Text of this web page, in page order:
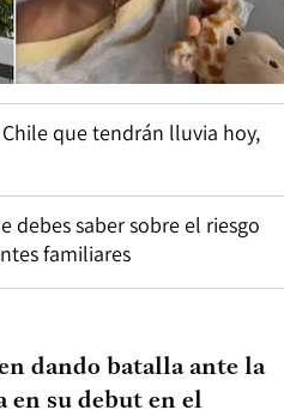
que tendrán lluvia hoy,
debes saber sobre el riesgo
familiares
dando batalla ante la
en su debut en el